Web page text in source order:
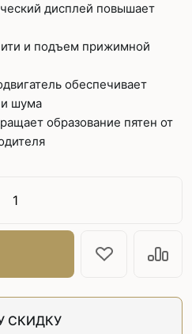
дисплей повышает
и подъем прижимной
обеспечивает
и шума
образование пятен от
СКИДКУ